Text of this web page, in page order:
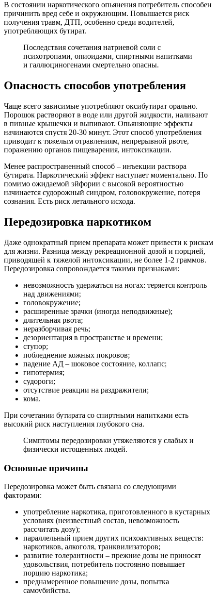
В состоянии наркотического опьянения потребитель способен
причинить вред себе и окружающим. Повышается риск
получения травм, ДТП, особенно среди водителей,
употребляющих бутират.
Последствия сочетания натриевой соли с
психотропами, опиоидами, спиртными напитками
и галлюциногенами смертельно опасны.
Опасность способов употребления
Чаще всего зависимые употребляют оксибутират орально.
Порошок растворяют в воде или другой жидкости, наливают
в пивные крышечки и выпивают. Опьяняющие эффекты
начинаются спустя 20-30 минут. Этот способ употребления
приводит к тяжелым отравлениям, непрерывной рвоте,
поражению органов пищеварения, интоксикации.
Менее распространенный способ – инъекции раствора
бутирата. Наркотический эффект наступает моментально. Но
помимо ожидаемой эйфории с высокой вероятностью
начинается судорожный синдром, головокружение, потеря
сознания. Есть риск летального исхода.
Передозировка наркотиком
Даже однократный прием препарата может привести к рискам
для жизни. Разница между рекреационной дозой и порцией,
приводящей к тяжелой интоксикации, не более 1-2 граммов.
Передозировка сопровождается такими признаками:
невозможность удержаться на ногах: теряется контроль
над движениями;
головокружение;
расширенные зрачки (иногда неподвижные);
длительная рвота;
неразборчивая речь;
дезориентация в пространстве и времени;
ступор;
побледнение кожных покровов;
падение АД – шоковое состояние, коллапс;
гипотермия;
судороги;
отсутствие реакции на раздражители;
кома.
При сочетании бутирата со спиртными напитками есть
высокий риск наступления глубокого сна.
Симптомы передозировки утяжеляются у слабых и
физически истощенных людей.
Основные причины
Передозировка может быть связана со следующими
факторами:
употребление наркотика, приготовленного в кустарных
условиях (неизвестный состав, невозможность
рассчитать дозу);
параллельный прием других психоактивных веществ:
наркотиков, алкоголя, транквилизаторов;
развитие толерантности – прежние дозы не приносят
удовольствия, потребитель постоянно повышает
порцию наркотика;
преднамеренное повышение дозы, попытка
самоубийства.